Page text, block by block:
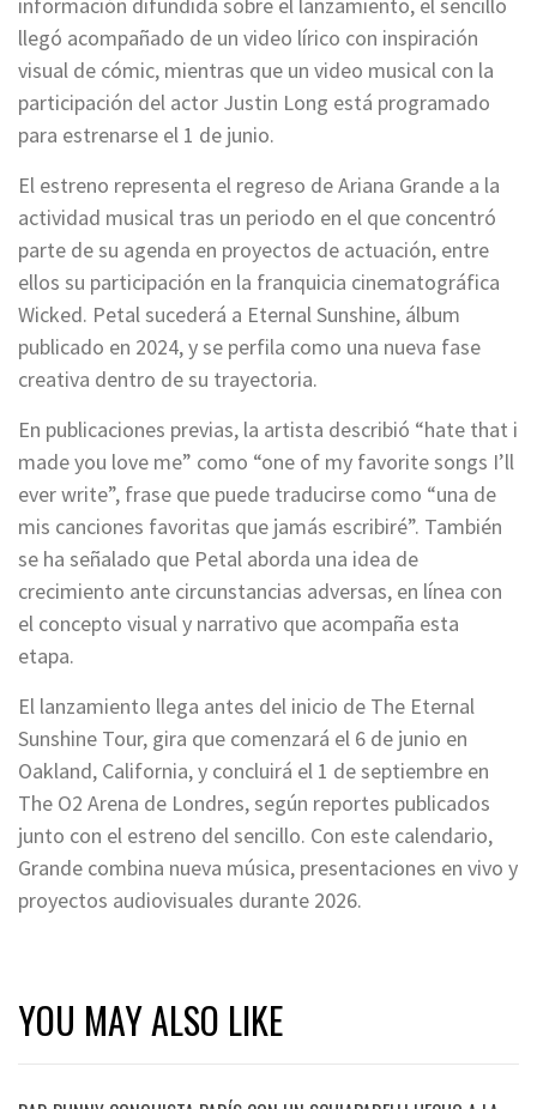
llegó acompañado de un video lírico con inspiración
visual de cómic, mientras que un video musical con la
participación del actor Justin Long está programado
para estrenarse el 1 de junio.
El estreno representa el regreso de Ariana Grande a la
actividad musical tras un periodo en el que concentró
parte de su agenda en proyectos de actuación, entre
ellos su participación en la franquicia cinematográfica
Wicked. Petal sucederá a Eternal Sunshine, álbum
publicado en 2024, y se perfila como una nueva fase
creativa dentro de su trayectoria.
En publicaciones previas, la artista describió “hate that i
made you love me” como “one of my favorite songs I’ll
ever write”, frase que puede traducirse como “una de
mis canciones favoritas que jamás escribiré”. También
se ha señalado que Petal aborda una idea de
crecimiento ante circunstancias adversas, en línea con
el concepto visual y narrativo que acompaña esta
etapa.
El lanzamiento llega antes del inicio de The Eternal
Sunshine Tour, gira que comenzará el 6 de junio en
Oakland, California, y concluirá el 1 de septiembre en
The O2 Arena de Londres, según reportes publicados
junto con el estreno del sencillo. Con este calendario,
Grande combina nueva música, presentaciones en vivo y
proyectos audiovisuales durante 2026.
YOU MAY ALSO LIKE